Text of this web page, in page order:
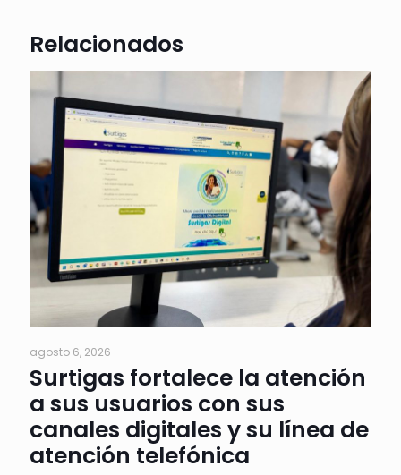
Relacionados
agosto 6, 2026
Surtigas fortalece la atención
a sus usuarios con sus
canales digitales y su línea de
atención telefónica